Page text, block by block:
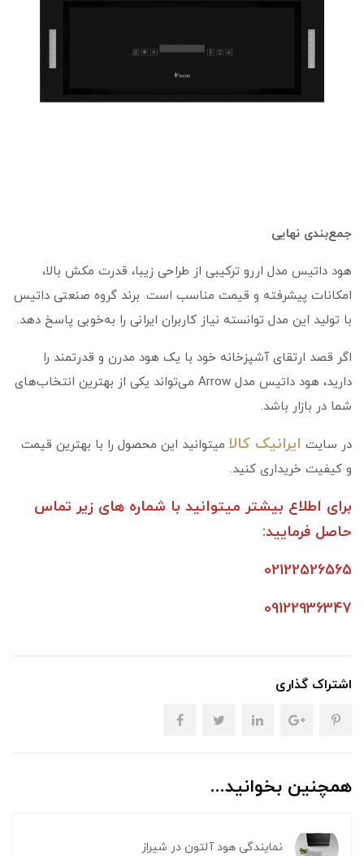
جمع‌بندی نهایی
هود داتیس مدل اررو ترکیبی از طراحی زیبا، قدرت مکش بالا،
امکانات پیشرفته و قیمت مناسب است. برند گروه صنعتی داتیس
با تولید این مدل توانسته نیاز کاربران ایرانی را به‌خوبی پاسخ دهد.
اگر قصد ارتقای آشپزخانه خود با یک هود مدرن و قدرتمند را
دارید، هود داتیس مدل Arrow می‌تواند یکی از بهترین انتخاب‌های
شما در بازار باشد.
در سایت ایرانیک کالا میتوانید این محصول را با بهترین قیمت
و کیفیت خریداری کنید.
برای اطلاع بیشتر میتوانید با شماره های زیر تماس
حاصل فرمایید:
02122526565
09122936347
اشتراک گذاری
همچنین بخوانید...
نمایندگی هود آلتون در شیراز